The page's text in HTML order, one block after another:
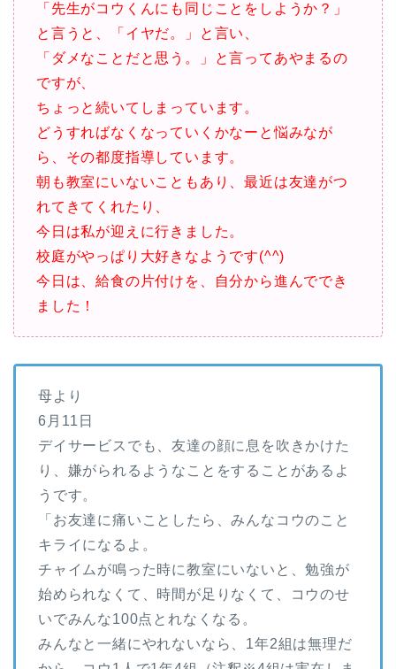
「先生がコウくんにも同じことをしようか？」
と言うと、「イヤだ。」と言い、
「ダメなことだと思う。」と言ってあやまるの
ですが、
ちょっと続いてしまっています。
どうすればなくなっていくかなーと悩みなが
ら、その都度指導しています。
朝も教室にいないこともあり、最近は友達がつ
れてきてくれたり、
今日は私が迎えに行きました。
校庭がやっぱり大好きなようです(^^)
今日は、給食の片付けを、自分から進んででき
ました！
母より
6月11日
デイサービスでも、友達の顔に息を吹きかけた
り、嫌がられるようなことをすることがあるよ
うです。
「お友達に痛いことしたら、みんなコウのこと
キライになるよ。
チャイムが鳴った時に教室にいないと、勉強が
始められなくて、時間が足りなくて、コウのせ
いでみんな100点とれなくなる。
みんなと一緒にやれないなら、1年2組は無理だ